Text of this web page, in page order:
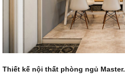
Thiết kế nội thất phòng ngủ Master.